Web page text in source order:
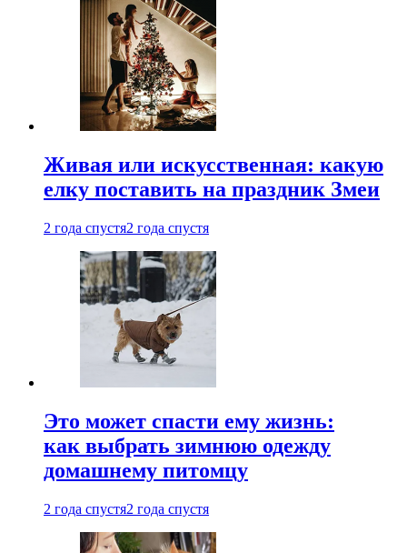
Живая или искусственная: какую
елку поставить на праздник Змеи
2 года спустя2 года спустя
Это может спасти ему жизнь:
как выбрать зимнюю одежду
домашнему питомцу
2 года спустя2 года спустя